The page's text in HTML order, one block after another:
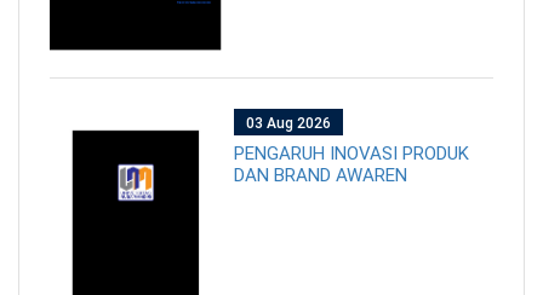
03 Aug 2026
PENGARUH INOVASI PRODUK
DAN BRAND AWAREN